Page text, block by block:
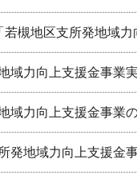
槻地区支所発地域力
域力向上支援金事業
域力向上支援金事業
発地域力向上支援金